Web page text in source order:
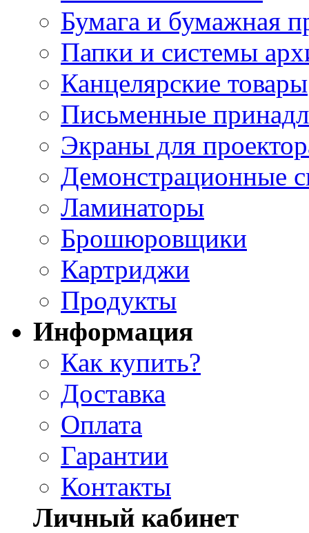
Бумага и бумажная
Папки и системы
Канцелярские товары
Письменные
Экраны для
Демонстрационные
Ламинаторы
Брошюровщики
Картриджи
Продукты
Информация
Как купить?
Доставка
Оплата
Гарантии
Контакты
Личный кабинет